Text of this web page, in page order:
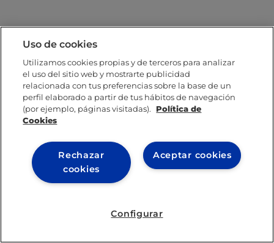
Uso de cookies
Utilizamos cookies propias y de terceros para analizar
el uso del sitio web y mostrarte publicidad
relacionada con tus preferencias sobre la base de un
perfil elaborado a partir de tus hábitos de navegación
(por ejemplo, páginas visitadas).
Política de
Cookies
Aceptar cookies
Rechazar
cookies
Configurar